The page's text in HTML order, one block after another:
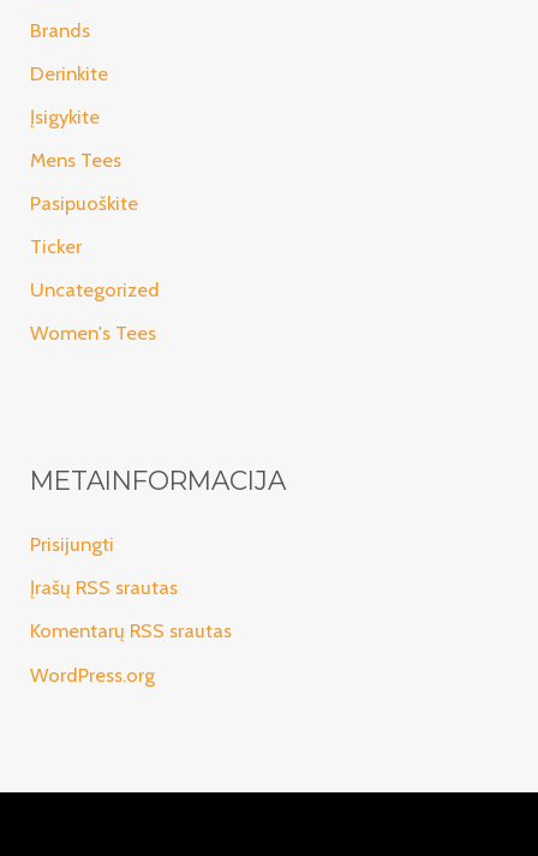
Brands
Derinkite
Įsigykite
Mens Tees
Pasipuoškite
Ticker
Uncategorized
Women's Tees
METAINFORMACIJA
Prisijungti
Įrašų RSS srautas
Komentarų RSS srautas
WordPress.org